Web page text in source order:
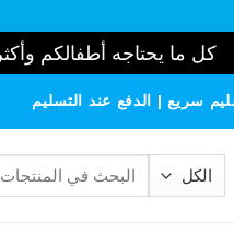
كل ما يحتاجه أطفالكم
سريع | الدفع عند التسليم
البحث